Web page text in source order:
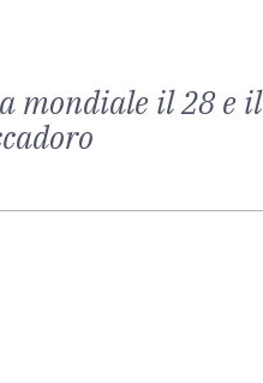
mondiale il 28 e il